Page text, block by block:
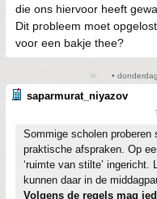
die ons hiervoor heeft
Dit probleem moet
voor een bakje thee?
•
saparmurat_niyazov
Sommige scholen
praktische afspraken. Op
‘ruimte van stilte’ ingericht.
kunnen daar in de
Volgens de regels mag